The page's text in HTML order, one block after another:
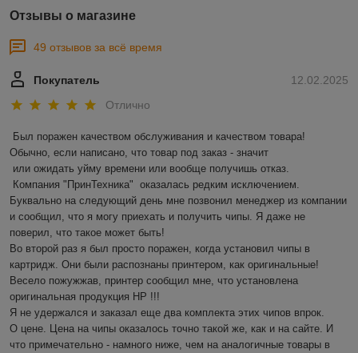
Отзывы о магазине
49 отзывов за всё время
12.02.2025
Покупатель
Отлично
Был поражен качеством обслуживания и качеством товара!
Обычно, если написано, что товар под заказ - значит
Буквально на следующий день мне позвонил менеджер из компании
и сообщил, что я могу приехать и получить чипы. Я даже не
поверил, что такое может быть!
Во второй раз я был просто поражен, когда установил чипы в
картридж. Они были распознаны принтером, как оригинальные!
Весело пожужжав, принтер сообщил мне, что установлена
оригинальная продукция HP !!!
Я не удержался и заказал еще два комплекта этих чипов впрок.
О цене. Цена на чипы оказалось точно такой же, как и на сайте. И
что примечательно - намного ниже, чем на аналогичные товары в